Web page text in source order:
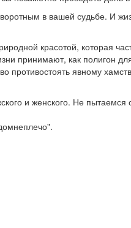
в вашей судьбе. И
красотой, которая
принимают, как полигон
противостоять явному
и женского. Не пытаемся